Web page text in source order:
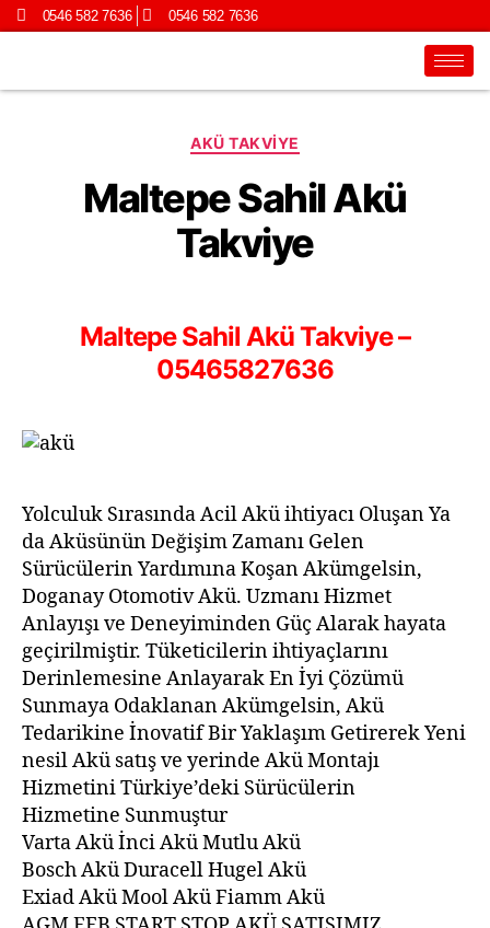
0546 582 7636 0546 582 7636
AKÜ TAKVIYE
Maltepe Sahil Akü
Takviye
Maltepe Sahil Akü Takviye –
05465827636
Yolculuk Sırasında Acil Akü ihtiyacı Oluşan Ya
da Aküsünün Değişim Zamanı Gelen
Sürücülerin Yardımına Koşan Akümgelsin,
Doganay Otomotiv Akü. Uzmanı Hizmet
Anlayışı ve Deneyiminden Güç Alarak hayata
geçirilmiştir. Tüketicilerin ihtiyaçlarını
Derinlemesine Anlayarak En İyi Çözümü
Sunmaya Odaklanan Akümgelsin, Akü
Tedarikine İnovatif Bir Yaklaşım Getirerek Yeni
nesil Akü satış ve yerinde Akü Montajı
Hizmetini Türkiye’deki Sürücülerin
Hizmetine Sunmuştur
Varta Akü İnci Akü Mutlu Akü
Bosch Akü Duracell Hugel Akü
Exiad Akü Mool Akü Fiamm Akü